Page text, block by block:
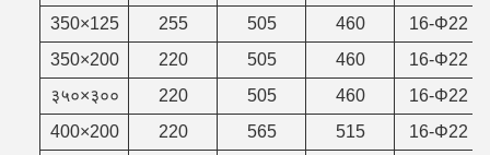
350×125
255 505 460
16-Φ22
350×200
220 505 460
16-Φ22
३५०×३००
220 505 460
16-Φ22
400×200
220 565 515 16-Φ22